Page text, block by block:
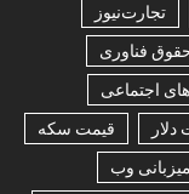
تجارت‌نیوز
فناوری
اجتماعی
قیمت سکه
میزبانی وب